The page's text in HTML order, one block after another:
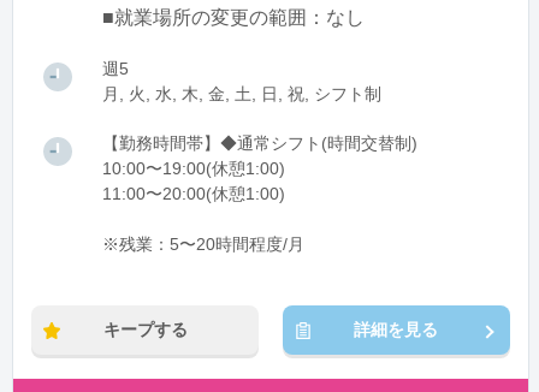
■就業場所の変更の範囲：なし
週5
月, 火, 水, 木, 金, 土, 日, 祝, シフト制
【勤務時間帯】◆通常シフト(時間交替制)
10:00〜19:00(休憩1:00)
11:00〜20:00(休憩1:00)
※残業：5〜20時間程度/月
キープする 詳細を見る